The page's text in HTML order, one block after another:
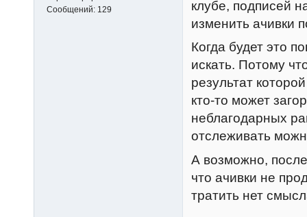
Сообщений: 129
клубе, подписей
изменить ачивки
Когда будет это
искать. Потому
результат
кто-то может
неблагодарных
отслеживать
А возможно,
что ачивки не
тратить нет